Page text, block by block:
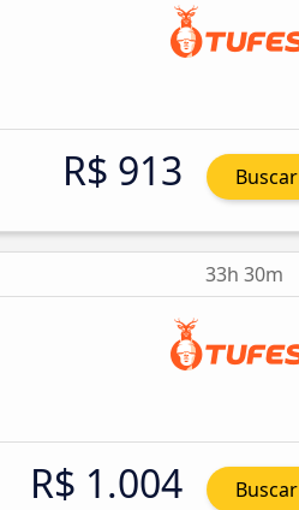
R$ 913 Buscar
33h 30m
R$ 1.004 Buscar